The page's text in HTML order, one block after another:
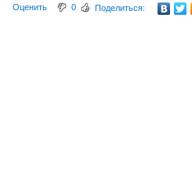
Оценить
0 Поделиться: